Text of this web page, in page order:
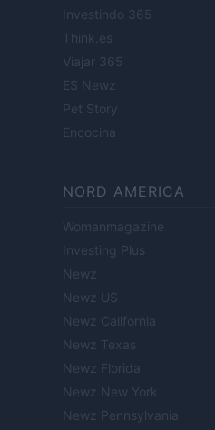
Investindo 365
Think.es
Viajar 365
ES Newz
Pet Story
Encocina
NORD AMERICA
Womanmagazine
Investing Plus
Newz
Newz US
Newz California
Newz Texas
Newz Florida
Newz New York
Newz Pennsylvania